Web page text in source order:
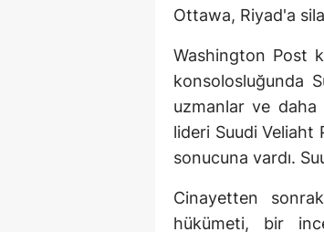
Ottawa, Riyad'a
Washington Post
konsolosluğunda
uzmanlar ve daha
lideri Suudi Veliaht
sonucuna vardı.
Cinayetten
hükümeti, bir